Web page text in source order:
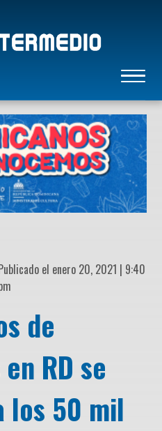
DEPORTES ENTRETENIMIENTO
el enero 20, 2021 | 9:40
de
RD se
los 50 mil